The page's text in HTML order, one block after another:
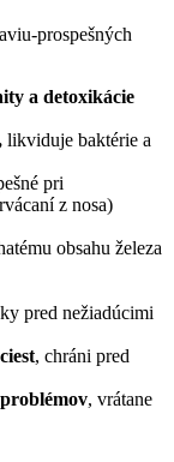
prospešných
a detoxikácie
likviduje baktérie a
pri
z nosa)
obsahu železa
pred nežiadúcimi
, chráni pred
, vrátane